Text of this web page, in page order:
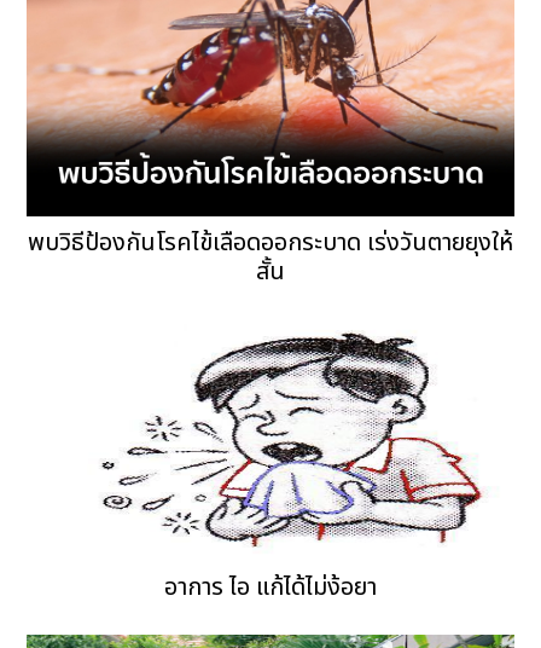
พบวิธีป้องกันโรคไข้เลือดออกระบาด เร่งวันตายยุงให้
สั้น
อาการ ไอ แก้ได้ไม่ง้อยา